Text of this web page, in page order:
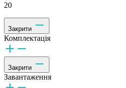
20
Закрити
Комплектація
Закрити
Завантаження